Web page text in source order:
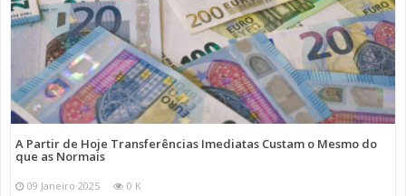
A Partir de Hoje Transferências Imediatas Custam o Mesmo do
que as Normais
09 Janeiro 2025 0 K